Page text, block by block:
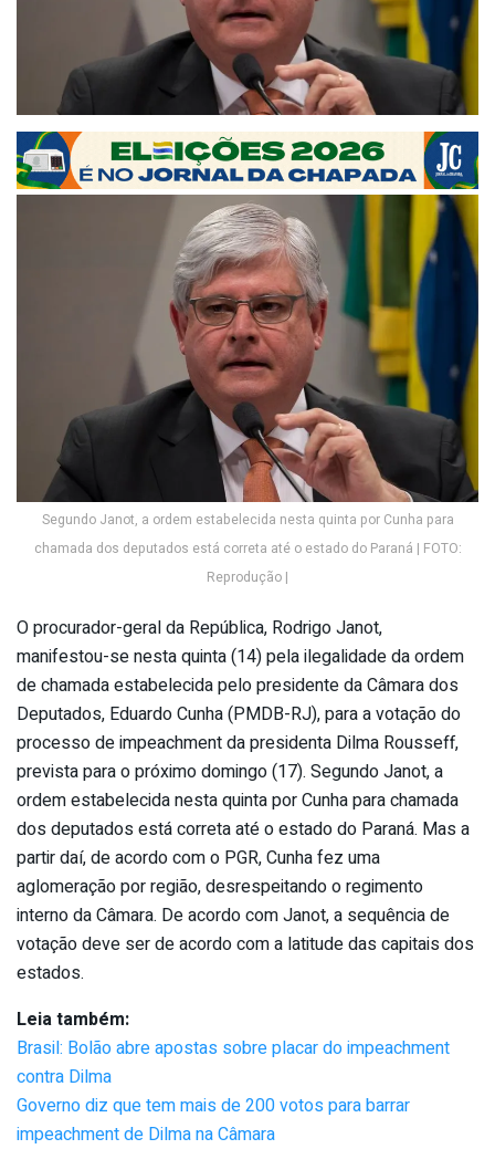
Segundo Janot, a ordem estabelecida nesta quinta por Cunha para
chamada dos deputados está correta até o estado do Paraná | FOTO:
Reprodução |
O procurador-geral da República, Rodrigo Janot,
manifestou-se nesta quinta (14) pela ilegalidade da ordem
de chamada estabelecida pelo presidente da Câmara dos
Deputados, Eduardo Cunha (PMDB-RJ), para a votação do
processo de impeachment da presidenta Dilma Rousseff,
prevista para o próximo domingo (17). Segundo Janot, a
ordem estabelecida nesta quinta por Cunha para chamada
dos deputados está correta até o estado do Paraná. Mas a
partir daí, de acordo com o PGR, Cunha fez uma
aglomeração por região, desrespeitando o regimento
interno da Câmara. De acordo com Janot, a sequência de
votação deve ser de acordo com a latitude das capitais dos
estados.
Leia também:
Brasil: Bolão abre apostas sobre placar do impeachment
contra Dilma
Governo diz que tem mais de 200 votos para barrar
impeachment de Dilma na Câmara